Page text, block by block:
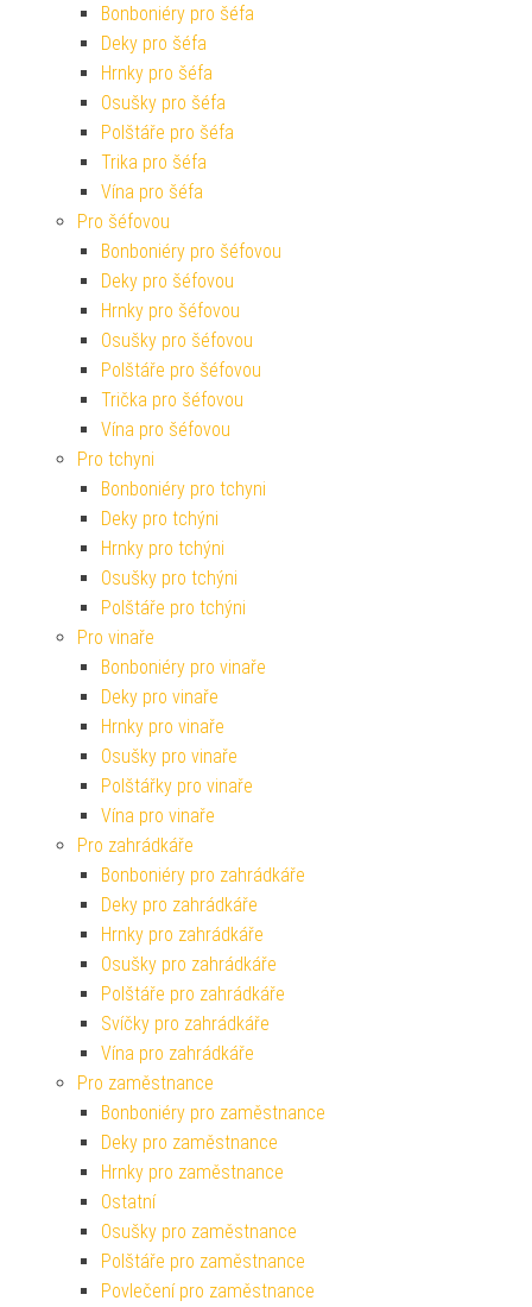
Bonboniéry pro šéfa
Deky pro šéfa
Hrnky pro šéfa
Osušky pro šéfa
Polštáře pro šéfa
Trika pro šéfa
Vína pro šéfa
Pro šéfovou
Bonboniéry pro šéfovou
Deky pro šéfovou
Hrnky pro šéfovou
Osušky pro šéfovou
Polštáře pro šéfovou
Trička pro šéfovou
Vína pro šéfovou
Pro tchyni
Bonboniéry pro tchyni
Deky pro tchýni
Hrnky pro tchýni
Osušky pro tchýni
Polštáře pro tchýni
Pro vinaře
Bonboniéry pro vinaře
Deky pro vinaře
Hrnky pro vinaře
Osušky pro vinaře
Polštářky pro vinaře
Vína pro vinaře
Pro zahrádkáře
Bonboniéry pro zahrádkáře
Deky pro zahrádkáře
Hrnky pro zahrádkáře
Osušky pro zahrádkáře
Polštáře pro zahrádkáře
Svíčky pro zahrádkáře
Vína pro zahrádkáře
Pro zaměstnance
Bonboniéry pro zaměstnance
Deky pro zaměstnance
Hrnky pro zaměstnance
Ostatní
Osušky pro zaměstnance
Polštáře pro zaměstnance
Povlečení pro zaměstnance